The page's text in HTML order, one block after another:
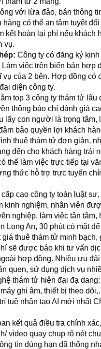
với lừa đảo, bán thông
hàng có thể an tâm tuyệt
kết hoàn lại phí nếu khách
vụ.
Công ty có đăng ký
việc trên biển bản hợp
vụ của 2 bên. Hợp đồng có
diện công ty.
top 3 công ty thám tử lâu
thông báo chí đánh giá
lấy con người là trọng tâm,
bảo quyền lợi khách
thuê thám tử đơn giản,
đến cho khách hàng trải
thể làm việc trực tiếp tại
thức hỗ trợ trực tuyến
cấp cao công ty toàn luật
kinh nghiệm, nhân viên
nghiệp, làm việc tận tâm,
Long An, 30 phút có mặt
giá thuê thám tử minh bạch,
sẽ được báo khi tư vấn
hợp đồng. Nhiều ưu
quen, sử dụng dịch vụ
thám tử hiện đại đạ dang:
ghi âm, thiết bị theo
tuệ nhân tạo AI mới nhất
kết quả điều tra chính
video quay chụp rõ nét
tin đúng hạn đã thống